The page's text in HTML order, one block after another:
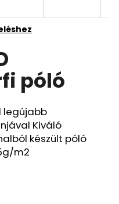
póló
legújabb
Kiváló
készült póló
m2